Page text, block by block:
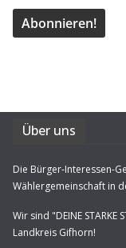
Über uns
Die Bürger-Interessen-
Wählergemeinschaft in
Wir sind "DEINE
Landkreis Gifhorn!